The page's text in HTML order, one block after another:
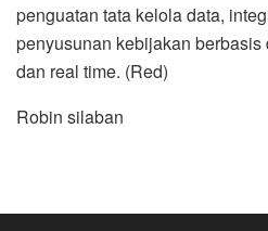
penguatan tata kelola data,
penyusunan kebijakan berbasis
dan real time. (Red)
Robin silaban